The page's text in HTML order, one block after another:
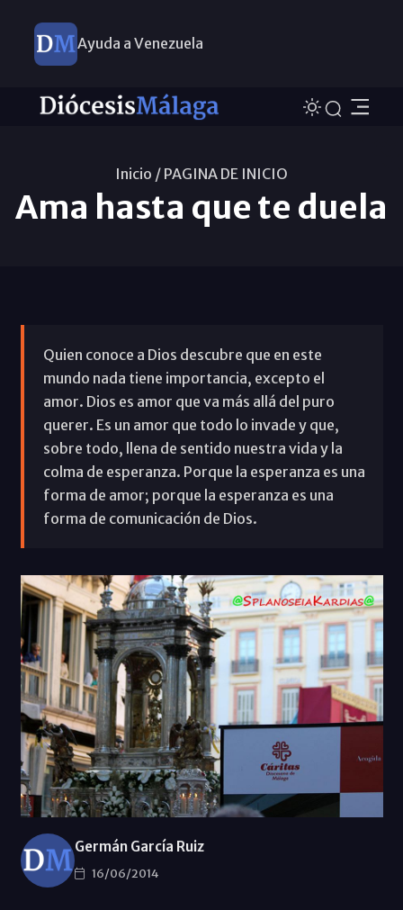
Ayuda a Venezuela
Inicio / PAGINA DE INICIO
Ama hasta que te duela
Quien conoce a Dios descubre que en este
mundo nada tiene importancia, excepto el
amor. Dios es amor que va más allá del puro
querer. Es un amor que todo lo invade y que,
sobre todo, llena de sentido nuestra vida y la
colma de esperanza. Porque la esperanza es una
forma de amor; porque la esperanza es una
forma de comunicación de Dios.
Germán García Ruiz
16/06/2014